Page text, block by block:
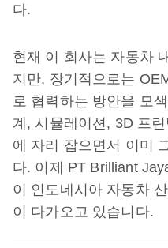
다.
현재 이 회사는 자동차
지만, 장기적으로는
로 협력하는 방안을 모
계, 시뮬레이션, 3D 프
에 자리 잡으면서 이미
다. 이제 PT Brilliant
이 인도네시아 자동차
이 다가오고 있습니다.